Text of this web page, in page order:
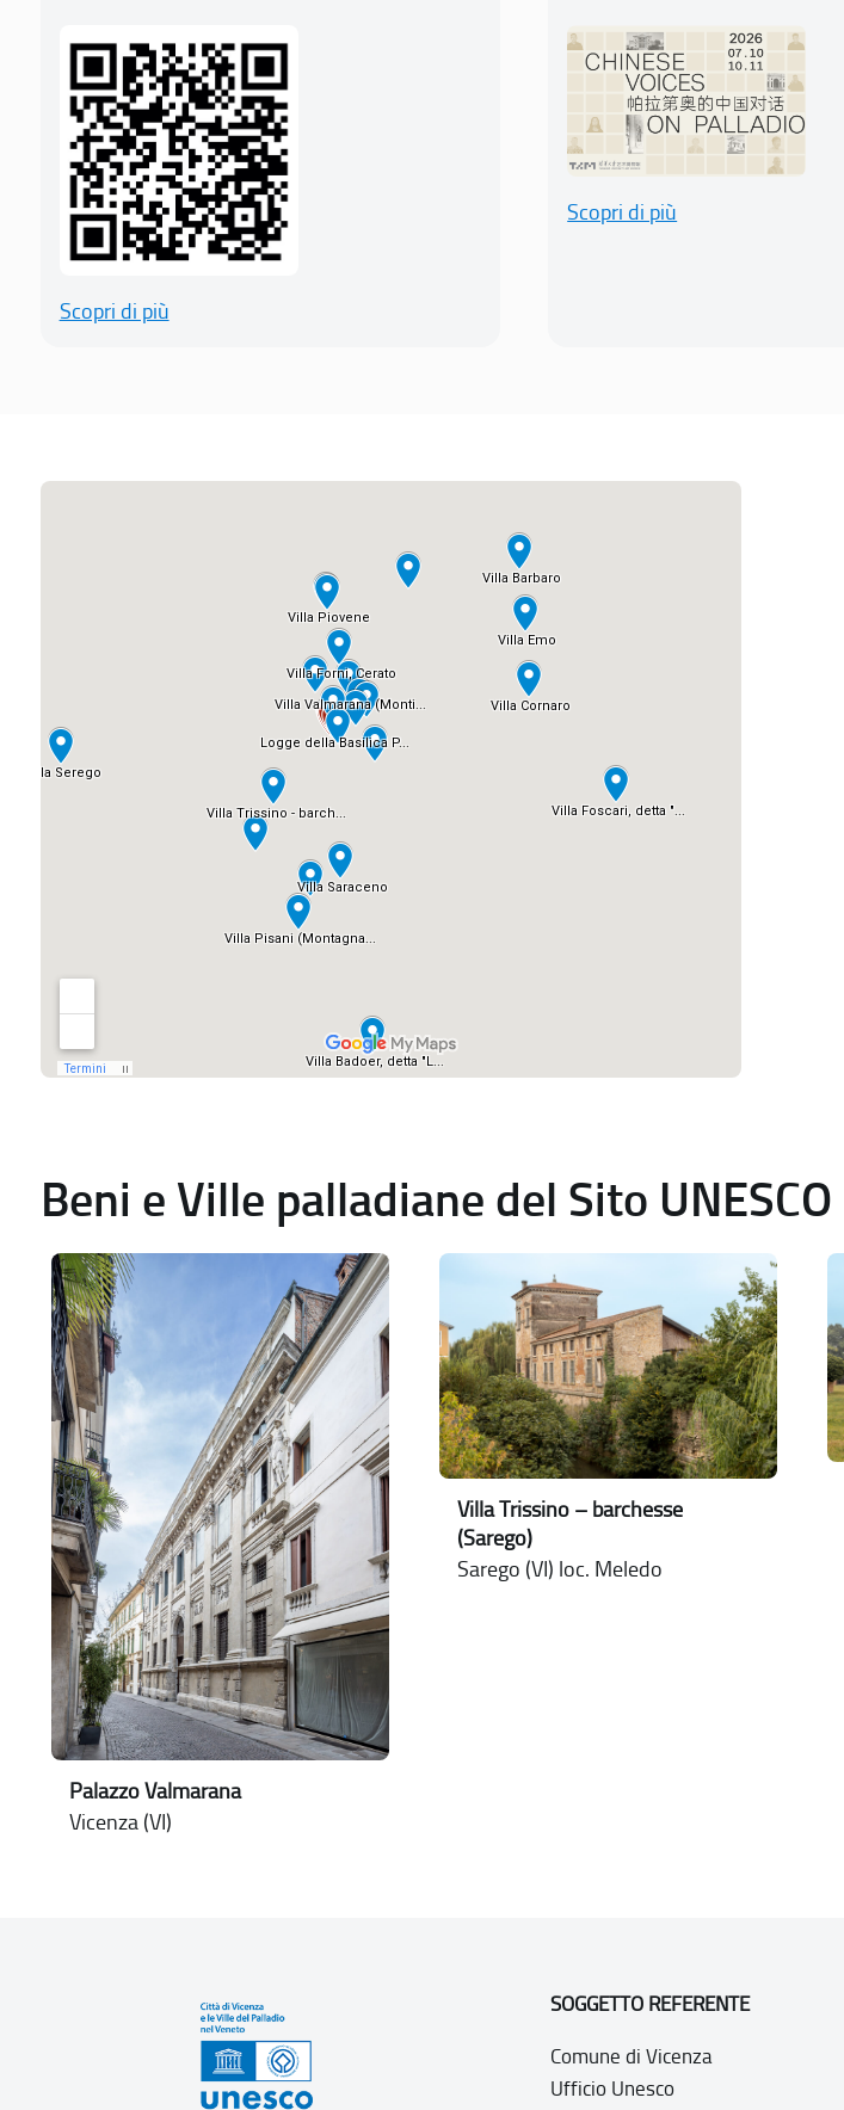
Scopri di più
Scopri di più
Beni e Ville palladiane del Sito UNESCO
Palazzo Valmarana
Vicenza (VI)
Villa Trissino – barchesse
(Sarego)
Sarego (VI) loc. Meledo
SOGGETTO REFERENTE
Comune di Vicenza
Ufficio Unesco